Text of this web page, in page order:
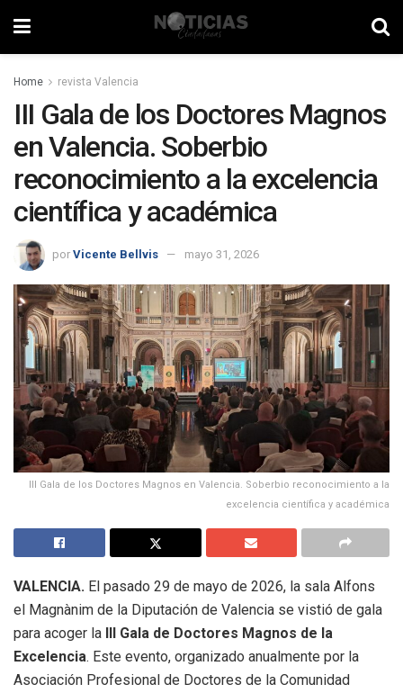
Home revista Valencia
III Gala de los Doctores Magnos
en Valencia. Soberbio
reconocimiento a la excelencia
científica y académica
por Vicente Bellvis mayo 31, 2026
III Gala de los Doctores Magnos en Valencia. Soberbio reconocimiento a la
excelencia científica y académica
VALENCIA. El pasado 29 de mayo de 2026, la sala Alfons
el Magnànim de la Diputación de Valencia se vistió de gala
para acoger la III Gala de Doctores Magnos de la
Excelencia. Este evento, organizado anualmente por la
Asociación Profesional de Doctores de la Comunidad